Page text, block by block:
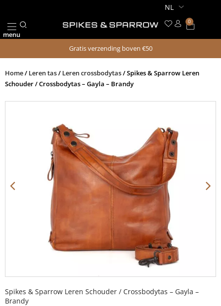
de
inhoud
menu
0
Gratis verzending boven €50
Home/ Leren tas/ Leren crossbodytas/ Spikes & Sparrow Leren
Schouder / Crossbodytas – Gayla – Brandy
Spikes & Sparrow Leren Schouder / Crossbodytas – Gayla –
Brandy